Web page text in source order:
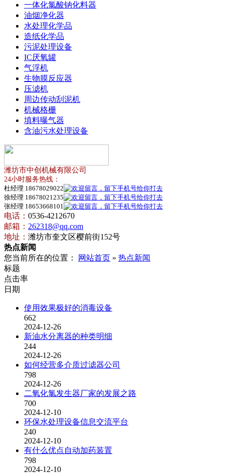
一体化氯酸钠化料器
油烟净化器
水处理化学品
造纸化学品
污泥处理设备
IC厌氧罐
气浮机
生物膜反应器
压滤机
周边传动刮泥机
机械格栅
填料曝气器
含油污水处理设备
潍坊市中创机械有限公司
24小时服务热线：
杜经理 18678029022
徐经理 18678021235
张经理 18653668101
电话： 0536-4212670
邮箱： 262318@qq.com
地址： 潍坊市奎文区樱前街152号
热点新闻
您当前所在的位置：
网站首页 » 热点新闻
标题
点击率
日期
使用效果极好的消毒设备
662
2024-12-26
新油水分离器的种类明细
244
2024-12-26
如何经营多介质过滤器公司
798
2024-12-26
二氧化氯发生器厂家的发展之路
700
2024-12-10
环保水处理设备信息交流平台
240
2024-12-10
有什么优点自动加药装置
798
2024-12-10